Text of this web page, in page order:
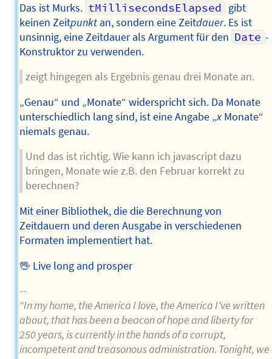
Das ist Murks. tMillisecondsElapsed gibt
keinen Zeitpunktan, sondern eine Zeitdauer. Es ist
unsinnig, eine Zeitdauer als Argument für den Date -
Konstruktor zu verwenden.
zeigt hingegen als Ergebnis genau drei Monate an.
„Genau“ und „Monate“ widerspricht sich. Da Monate
unterschiedlich lang sind, ist eine Angabe „xMonate“
niemals genau.
Und das ist richtig. Wie kann ich javascript dazu
bringen, Monate wie z.B. den Februar korrekt zu
berechnen?
Mit einer Bibliothek, die die Berechnung von
Zeitdauern und deren Ausgabe in verschiedenen
Formaten implementiert hat.
🖖 Live long and prosper
--
“In my home, the America I love, the America I've written
about, that has been a beacon of hope and liberty for
250 years, is currently in the hands of a corrupt,
incompetent and treasonous administration. Tonight, we